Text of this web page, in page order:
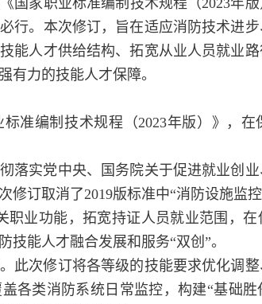
行。本次修订，旨在适应消防技术进
能人才供给结构、拓宽从业人员就业
有力的技能人才保障。
编制技术规程（2023年版）》，在
实党中央、国务院关于促进就业创业
修订取消了2019版标准中“消防设施监
职业功能，拓宽持证人员就业范围，
能人才融合发展和服务“双创”。
次修订将各等级的技能要求优化调整
各类消防系统日常监控，构建“基础